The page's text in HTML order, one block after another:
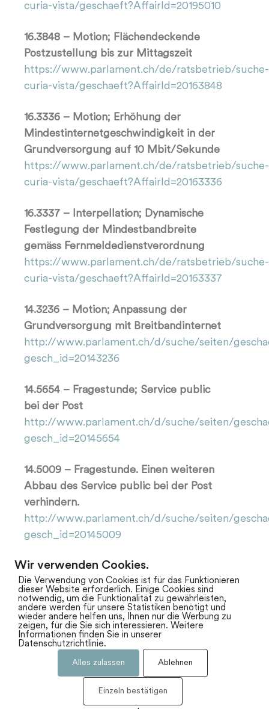
curia-vista/geschaeft?AffairId=20195010
16.3848 – Motion; Flächendeckende
Postzustellung bis zur Mittagszeit
https://www.parlament.ch/de/ratsbetrieb/suche-
curia-vista/geschaeft?AffairId=20163848
16.3336 – Motion; Erhöhung der
Mindestinternetgeschwindigkeit in der
Grundversorgung auf 10 Mbit/Sekunde
https://www.parlament.ch/de/ratsbetrieb/suche-
curia-vista/geschaeft?AffairId=20163336
16.3337 – Interpellation; Dynamische
Festlegung der Mindestbandbreite
gemäss Fernmeldedienstverordnung
https://www.parlament.ch/de/ratsbetrieb/suche-
curia-vista/geschaeft?AffairId=20163337
14.3236 – Motion; Anpassung der
Grundversorgung mit Breitbandinternet
http://www.parlament.ch/d/suche/seiten/
gesch_id=20143236
14.5654 – Fragestunde; Service public
bei der Post
http://www.parlament.ch/d/suche/seiten/
gesch_id=20145654
14.5009 – Fragestunde. Einen weiteren
Abbau des Service public bei der Post
verhindern.
http://www.parlament.ch/d/suche/seiten/
gesch_id=20145009
Wir verwenden Cookies.
Die Verwendung von Cookies ist für das Funktionieren
dieser Website erforderlich. Einige Cookies sind
notwendig, um die Funktionalität zu gewährleisten,
andere werden für unsere Statistiken benötigt und
wieder andere helfen uns, Ihnen nur die Werbung zu
zeigen, für die Sie sich interessieren. Weitere
Informationen finden Sie in unserer
Datenschutzrichtlinie.
Alles zulassen Ablehnen
Einzeln bestätigen